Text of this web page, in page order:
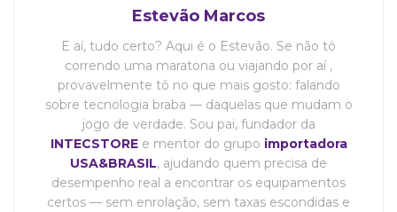
Estevão Marcos
E aí, tudo certo? Aqui é o Estevão. Se não tô
correndo uma maratona ou viajando por aí ,
provavelmente tô no que mais gosto: falando
sobre tecnologia braba — daquelas que mudam o
jogo de verdade. Sou pai, fundador da
INTECSTOREe mentor do grupo importadora
USA&BRASIL, ajudando quem precisa de
desempenho real a encontrar os equipamentos
certos — sem enrolação, sem taxas escondidas e